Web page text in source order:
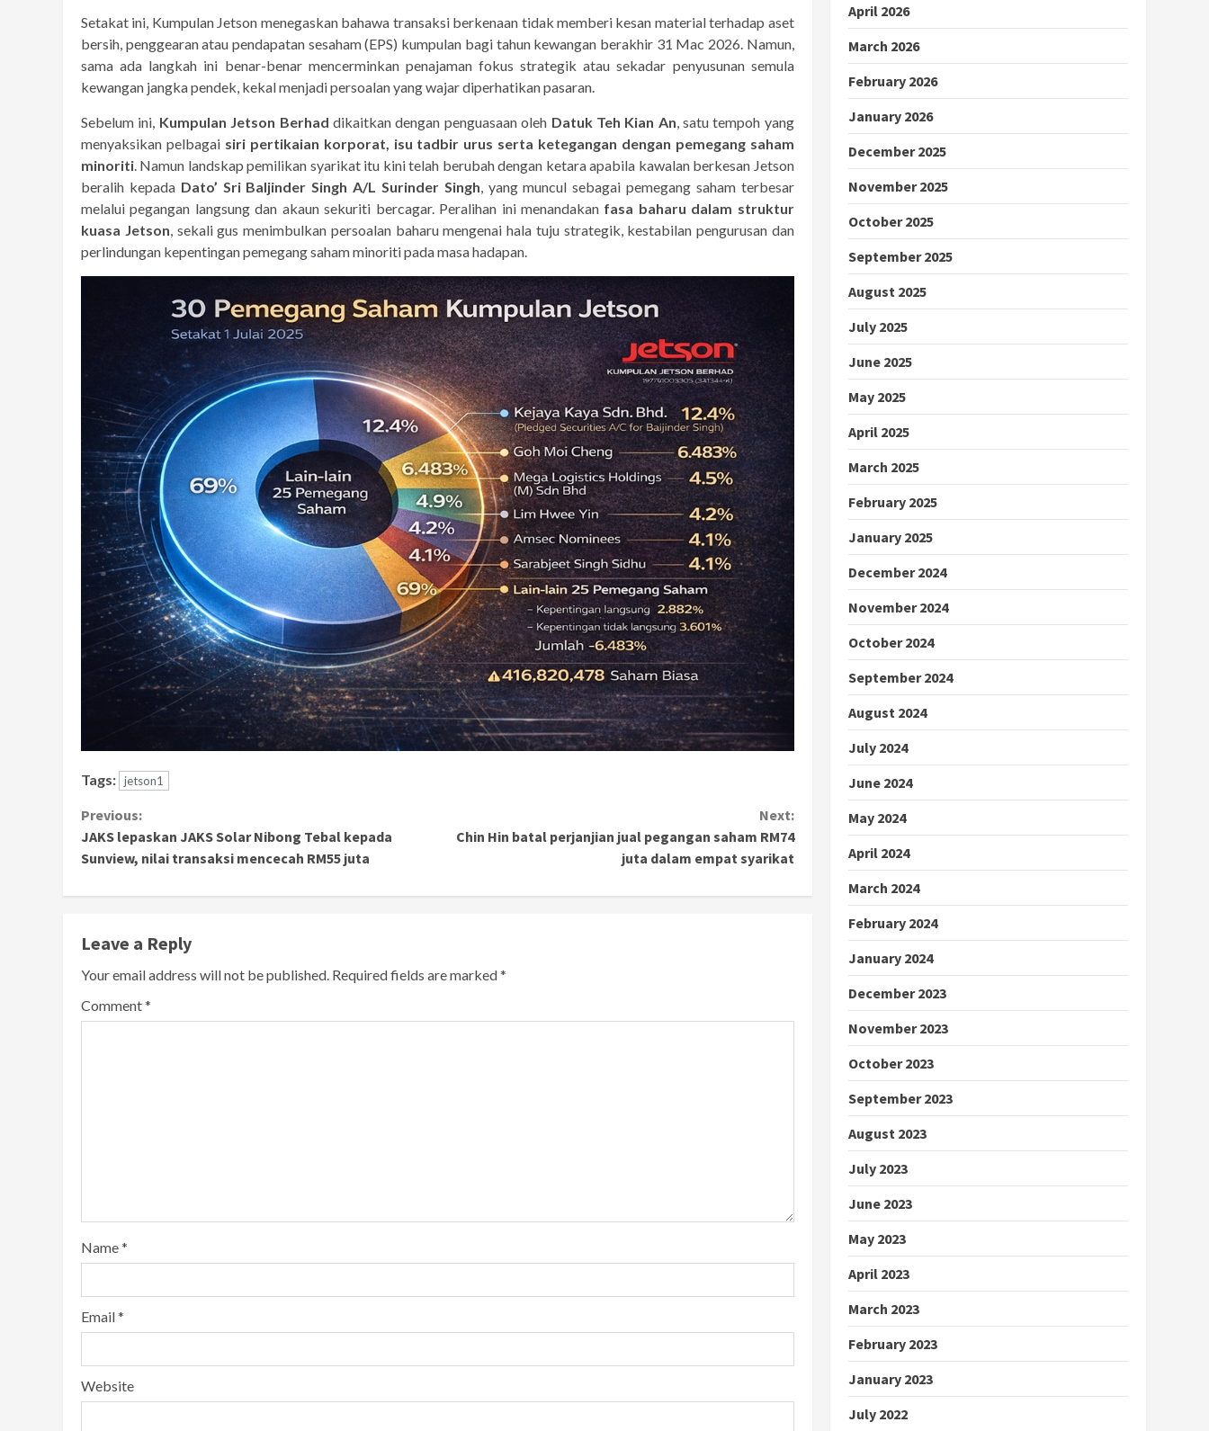
Setakat ini, Kumpulan Jetson menegaskan bahawa transaksi berkenaan tidak memberi kesan material terhadap aset
bersih, penggearan atau pendapatan sesaham (EPS) kumpulan bagi tahun kewangan berakhir 31 Mac 2026. Namun,
sama ada langkah ini benar-benar mencerminkan penajaman fokus strategik atau sekadar penyusunan semula
kewangan jangka pendek, kekal menjadi persoalan yang wajar diperhatikan pasaran.
Sebelum ini, Kumpulan Jetson Berhad dikaitkan dengan penguasaan oleh Datuk Teh Kian An, satu tempoh yang
menyaksikan pelbagai siri pertikaian korporat, isu tadbir urus serta ketegangan dengan pemegang saham
minoriti. Namun landskap pemilikan syarikat itu kini telah berubah dengan ketara apabila kawalan berkesan Jetson
beralih kepada Dato’ Sri Baljinder Singh A/L Surinder Singh, yang muncul sebagai pemegang saham terbesar
melalui pegangan langsung dan akaun sekuriti bercagar. Peralihan ini menandakan fasa baharu dalam struktur
kuasa Jetson, sekali gus menimbulkan persoalan baharu mengenai hala tuju strategik, kestabilan pengurusan dan
perlindungan kepentingan pemegang saham minoriti pada masa hadapan.
Tags: jetson1
Continue
Reading
Previous:
JAKS lepaskan JAKS Solar Nibong Tebal kepada
Sunview, nilai transaksi mencecah RM55 juta
Next:
Chin Hin batal perjanjian jual pegangan saham RM74
juta dalam empat syarikat
Leave a Reply
Your email address will not be published. Required fields are marked*
Comment*
Name*
Email*
Website
April 2026
March 2026
February 2026
January 2026
December 2025
November 2025
October 2025
September 2025
August 2025
July 2025
June 2025
May 2025
April 2025
March 2025
February 2025
January 2025
December 2024
November 2024
October 2024
September 2024
August 2024
July 2024
June 2024
May 2024
April 2024
March 2024
February 2024
January 2024
December 2023
November 2023
October 2023
September 2023
August 2023
July 2023
June 2023
May 2023
April 2023
March 2023
February 2023
January 2023
July 2022